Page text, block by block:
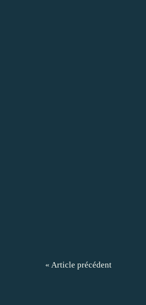
« Article précédent